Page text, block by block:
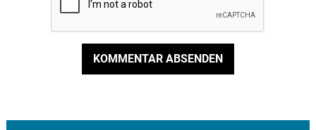
KOMMENTAR ABSENDEN